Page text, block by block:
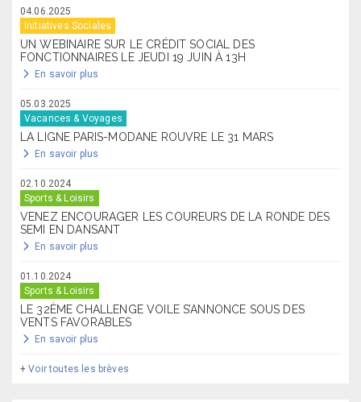
04.06.2025
Initiatives Sociales
UN WEBINAIRE SUR LE CRÉDIT SOCIAL DES
FONCTIONNAIRES LE JEUDI 19 JUIN À 13H
En savoir plus
05.03.2025
Vacances & Voyages
LA LIGNE PARIS-MODANE ROUVRE LE 31 MARS
En savoir plus
02.10.2024
Sports & Loisirs
VENEZ ENCOURAGER LES COUREURS DE LA RONDE DES
SEMI EN DANSANT
En savoir plus
01.10.2024
Sports & Loisirs
LE 32ÈME CHALLENGE VOILE S’ANNONCE SOUS DES
VENTS FAVORABLES
En savoir plus
+Voir toutes les brèves